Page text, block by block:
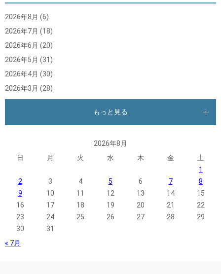
2026年8月 (6)
2026年7月 (18)
2026年6月 (20)
2026年5月 (31)
2026年4月 (30)
2026年3月 (28)
もっと見る
2026年8月
日
月 火 水 木 金
土
1
2
3 4 5 6 7
8
9
10 11 12 13 14
15
16
17 18 19 20 21
22
23
24 25 26 27 28
29
30
31
« 7月